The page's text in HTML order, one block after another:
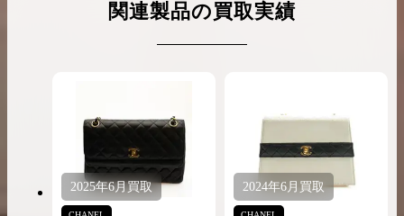
関連製品の買取実績
2025年6月買取 2024年6月 買取